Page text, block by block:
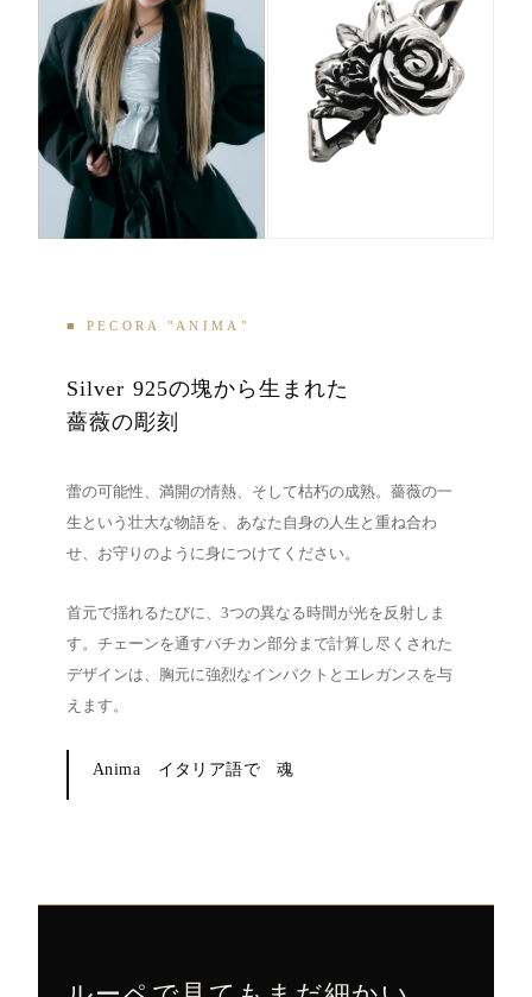
■ PECORA "ANIMA"
Silver 925の塊から生まれた
薔薇の彫刻
蕾の可能性、満開の情熱、そして枯朽の成熟。薔薇の一
生という壮大な物語を、あなた自身の人生と重ね合わ
せ、お守りのように身につけてください。
首元で揺れるたびに、3つの異なる時間が光を反射しま
す。チェーンを通すバチカン部分まで計算し尽くされた
デザインは、胸元に強烈なインパクトとエレガンスを与
えます。
Anima イタリア語で 魂